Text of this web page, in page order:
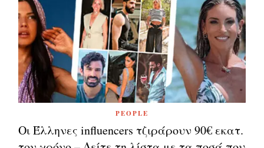
PEOPLE
Οι Έλληνες influencers τζιράρουν 90€ εκατ.